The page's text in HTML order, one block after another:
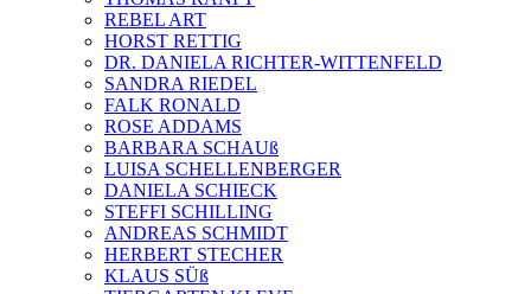
REBEL ART
HORST RETTIG
DR. DANIELA RICHTER-WITTENFELD
SANDRA RIEDEL
FALK RONALD
ROSE ADDAMS
BARBARA SCHAUß
LUISA SCHELLENBERGER
DANIELA SCHIECK
STEFFI SCHILLING
ANDREAS SCHMIDT
HERBERT STECHER
KLAUS SÜß